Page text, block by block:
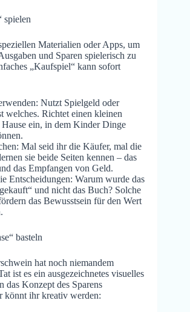
spielen
Materialien oder Apps, um
und Sparen spielerisch zu
„Kaufspiel“ kann sofort
Nutzt Spielgeld oder
welches. Richtet einen kleinen
Hause ein, in dem Kinder Dinge
Mal seid ihr die Käufer, mal die
sie beide Seiten kennen – das
das Empfangen von Geld.
Entscheidungen: Warum wurde das
und nicht das Buch? Solche
das Bewusstsein für den Wert
basteln
hat noch niemandem
ist es ein ausgezeichnetes visuelles
Konzept des Sparens
könnt ihr kreativ werden: